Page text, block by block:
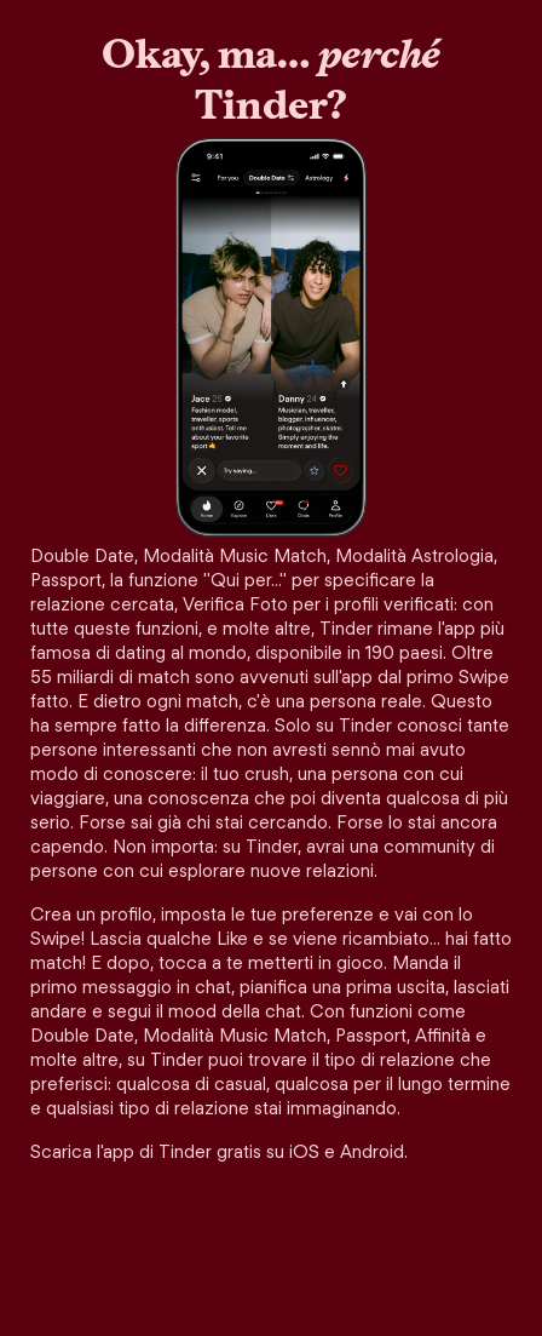
Okay, ma…perché
Tinder?
Double Date, Modalità Music Match, Modalità Astrologia,
Passport, la funzione "Qui per…" per specificare la
relazione cercata, Verifica Foto per i profili verificati: con
tutte queste funzioni, e molte altre, Tinder rimane l'app più
famosa di dating al mondo, disponibile in 190 paesi. Oltre
55 miliardi di match sono avvenuti sull'app dal primo Swipe
fatto. E dietro ogni match, c'è una persona reale. Questo
ha sempre fatto la differenza. Solo su Tinder conosci tante
persone interessanti che non avresti sennò mai avuto
modo di conoscere: il tuo crush, una persona con cui
viaggiare, una conoscenza che poi diventa qualcosa di più
serio. Forse sai già chi stai cercando. Forse lo stai ancora
capendo. Non importa: su Tinder, avrai una community di
persone con cui esplorare nuove relazioni.
Crea un profilo, imposta le tue preferenze e vai con lo
Swipe! Lascia qualche Like e se viene ricambiato… hai fatto
match! E dopo, tocca a te metterti in gioco. Manda il
primo messaggio in chat, pianifica una prima uscita, lasciati
andare e segui il mood della chat. Con funzioni come
Double Date, Modalità Music Match, Passport, Affinità e
molte altre, su Tinder puoi trovare il tipo di relazione che
preferisci: qualcosa di casual, qualcosa per il lungo termine
e qualsiasi tipo di relazione stai immaginando.
Scarica l'app di Tinder gratis su iOS e Android.